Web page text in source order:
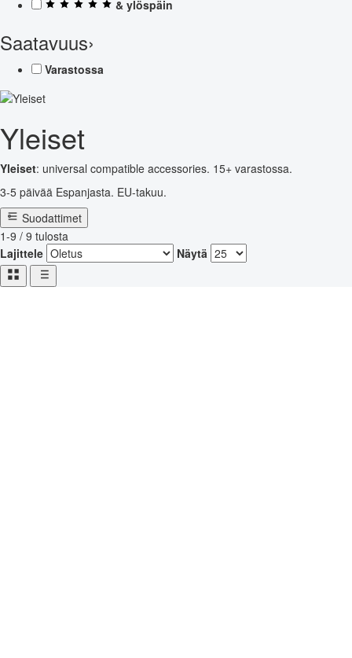
& ylöspäin
Saatavuus›
Varastossa
Yleiset
Yleiset: universal compatible accessories. 15+ varastossa.
3-5 päivää Espanjasta. EU-takuu.
Suodattimet
1-9 / 9 tulosta
Lajittele
Näytä